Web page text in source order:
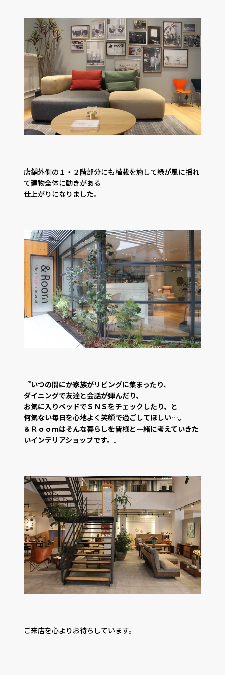
店舗外側の１・２階部分にも植栽を施して緑が風に揺れ
て建物全体に動きがある
仕上がりになりました。
『いつの間にか家族がリビングに集まったり、
ダイニングで友達と会話が弾んだり、
お気に入りベッドでＳＮＳをチェックしたり、と
何気ない毎日を心地よく笑顔で過ごしてほしい…。
＆Ｒｏｏｍはそんな暮らしを皆様と一緒に考えていきた
いインテリアショップです。』
ご来店を心よりお待ちしています。